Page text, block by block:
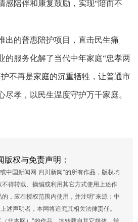
感陪伴和康复鼓励，实现“陪而不
的普惠陪护项目，直击民生痛
的服务化解了当代中年家庭“忠孝两
不再是家庭的沉重牺牲，让普通市
尽孝，以民生温度守护万千家庭。
版权与免责声明：
中国新闻网·四川新闻"的所有作品，版权均
得转载、摘编或利用其它方式使用上述作
，应在授权范围内使用，并注明"来源：中
述声明者，本网将追究其相关法律责任。